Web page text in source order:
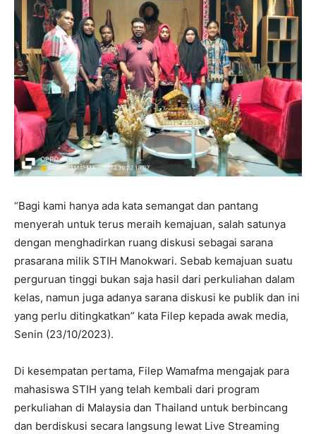
“Bagi kami hanya ada kata semangat dan pantang
menyerah untuk terus meraih kemajuan, salah satunya
dengan menghadirkan ruang diskusi sebagai sarana
prasarana milik STIH Manokwari. Sebab kemajuan suatu
perguruan tinggi bukan saja hasil dari perkuliahan dalam
kelas, namun juga adanya sarana diskusi ke publik dan ini
yang perlu ditingkatkan” kata Filep kepada awak media,
Senin (23/10/2023).
Di kesempatan pertama, Filep Wamafma mengajak para
mahasiswa STIH yang telah kembali dari program
perkuliahan di Malaysia dan Thailand untuk berbincang
dan berdiskusi secara langsung lewat Live Streaming